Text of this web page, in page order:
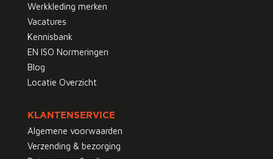
Werkkleding merken
Vacatures
Kennisbank
EN ISO Normeringen
Blog
Locatie Overzicht
KLANTENSERVICE
Algemene voorwaarden
Verzending & bezorging